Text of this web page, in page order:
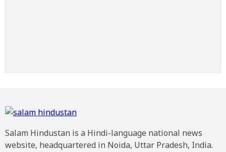
Salam Hindustan is a Hindi-language national news
website, headquartered in Noida, Uttar Pradesh, India.